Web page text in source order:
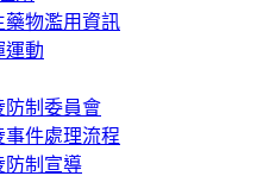
藥物濫用資訊
運動
防制委員會
事件處理流程
防制宣導